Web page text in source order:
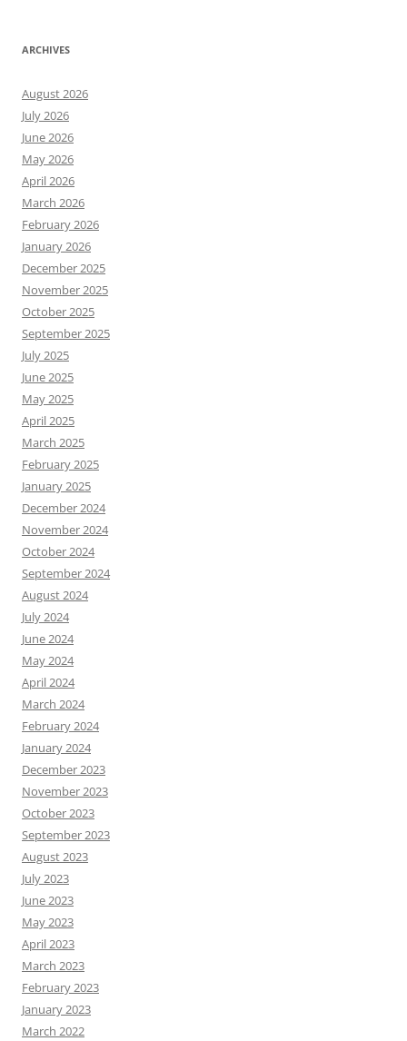
ARCHIVES
August 2026
July 2026
June 2026
May 2026
April 2026
March 2026
February 2026
January 2026
December 2025
November 2025
October 2025
September 2025
July 2025
June 2025
May 2025
April 2025
March 2025
February 2025
January 2025
December 2024
November 2024
October 2024
September 2024
August 2024
July 2024
June 2024
May 2024
April 2024
March 2024
February 2024
January 2024
December 2023
November 2023
October 2023
September 2023
August 2023
July 2023
June 2023
May 2023
April 2023
March 2023
February 2023
January 2023
March 2022